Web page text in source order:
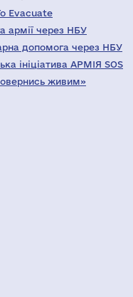
Evacuate
армії через НБУ
допомога через НБУ
ініціатива АРМІЯ SOS
живим»